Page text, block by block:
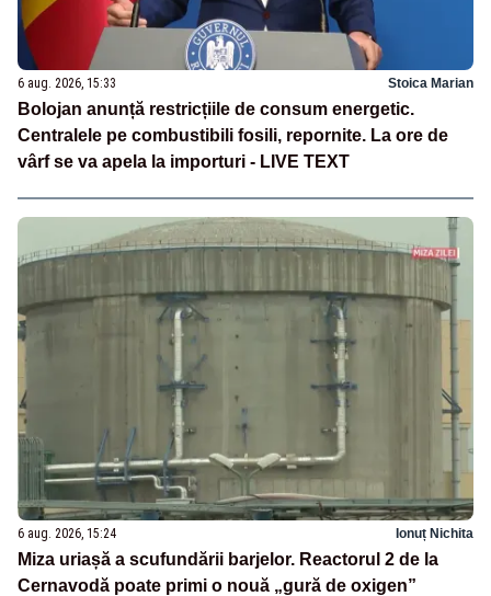
6 aug. 2026, 15:33 Stoica Marian
Bolojan anunță restricțiile de consum energetic.
Centralele pe combustibili fosili, repornite. La ore de
vârf se va apela la importuri - LIVE TEXT
6 aug. 2026, 15:24 Ionuț Nichita
Miza uriașă a scufundării barjelor. Reactorul 2 de la
Cernavodă poate primi o nouă „gură de oxigen”